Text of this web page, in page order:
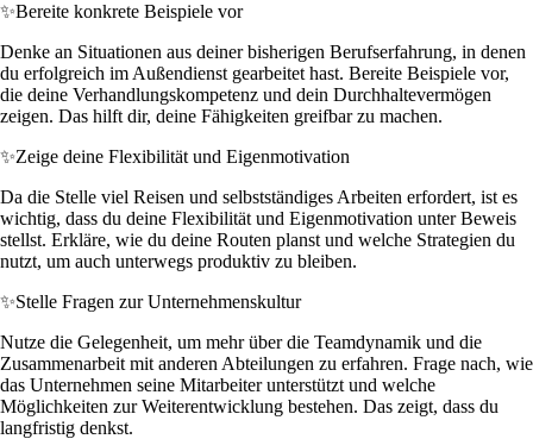
✨Bereite konkrete Beispiele vor
Denke an Situationen aus deiner bisherigen Berufserfahrung, in denen
du erfolgreich im Außendienst gearbeitet hast. Bereite Beispiele vor,
die deine Verhandlungskompetenz und dein Durchhaltevermögen
zeigen. Das hilft dir, deine Fähigkeiten greifbar zu machen.
✨Zeige deine Flexibilität und Eigenmotivation
Da die Stelle viel Reisen und selbstständiges Arbeiten erfordert, ist es
wichtig, dass du deine Flexibilität und Eigenmotivation unter Beweis
stellst. Erkläre, wie du deine Routen planst und welche Strategien du
nutzt, um auch unterwegs produktiv zu bleiben.
✨Stelle Fragen zur Unternehmenskultur
Nutze die Gelegenheit, um mehr über die Teamdynamik und die
Zusammenarbeit mit anderen Abteilungen zu erfahren. Frage nach, wie
das Unternehmen seine Mitarbeiter unterstützt und welche
Möglichkeiten zur Weiterentwicklung bestehen. Das zeigt, dass du
langfristig denkst.